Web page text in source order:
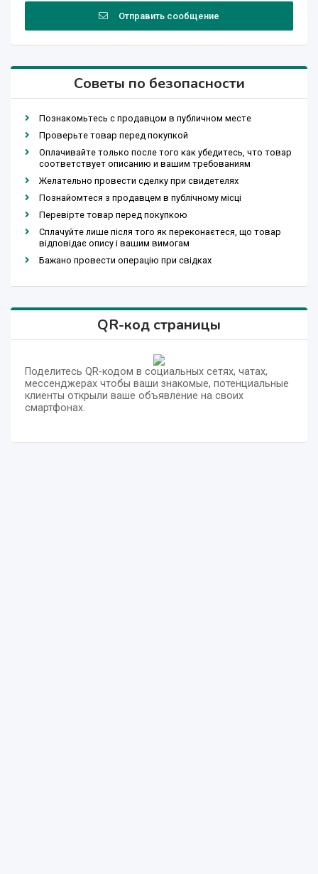
Отправить сообщение
Советы по безопасности
Познакомьтесь с продавцом в публичном месте
Проверьте товар перед покупкой
Оплачивайте только после того как убедитесь, что товар
соответствует описанию и вашим требованиям
Желательно провести сделку при свидетелях
Познайомтеся з продавцем в публічному місці
Перевірте товар перед покупкою
Сплачуйте лише після того як переконаєтеся, що товар
відповідає опису і вашим вимогам
Бажано провести операцію при свідках
QR-код страницы
Поделитесь QR-кодом в социальных сетях, чатах,
мессенджерах чтобы ваши знакомые, потенциальные
клиенты открыли ваше объявление на своих
смартфонах.